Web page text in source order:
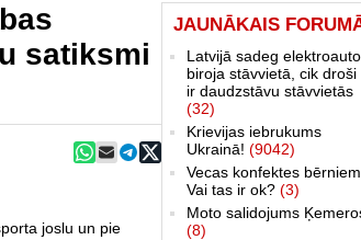
satiksmi
joslu un pie
JAUNĀKAIS
Latvijā sadeg elektroauto
biroja stāvvietā, cik droši
ir daudzstāvu stāvvietās
(32)
Krievijas iebrukums
Ukrainā! (9042)
Vecas konfektes
Vai tas ir ok? (3)
Moto salidojums
(8)